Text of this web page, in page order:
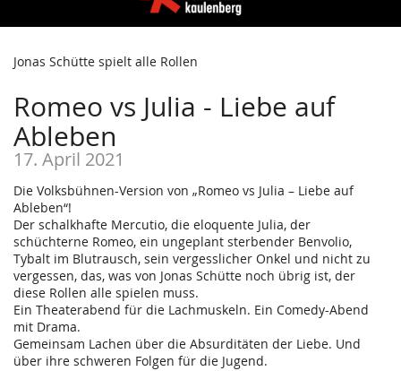
Jonas Schütte spielt alle Rollen
Romeo vs Julia - Liebe auf
Ableben
17. April 2021
Die Volksbühnen-Version von „Romeo vs Julia – Liebe auf
Ableben“!
Der schalkhafte Mercutio, die eloquente Julia, der
schüchterne Romeo, ein ungeplant sterbender Benvolio,
Tybalt im Blutrausch, sein vergesslicher Onkel und nicht zu
vergessen, das, was von Jonas Schütte noch übrig ist, der
diese Rollen alle spielen muss.
Ein Theaterabend für die Lachmuskeln. Ein Comedy-Abend
mit Drama.
Gemeinsam Lachen über die Absurditäten der Liebe. Und
über ihre schweren Folgen für die Jugend.